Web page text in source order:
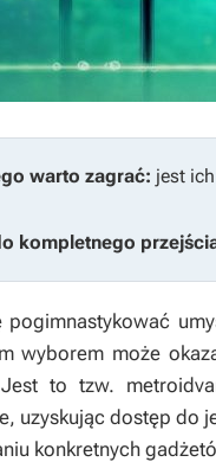
warto zagrać: jest
kompletnego
pogimnastykować
wyborem może
to tzw.
uzyskując dostęp do
konkretnych